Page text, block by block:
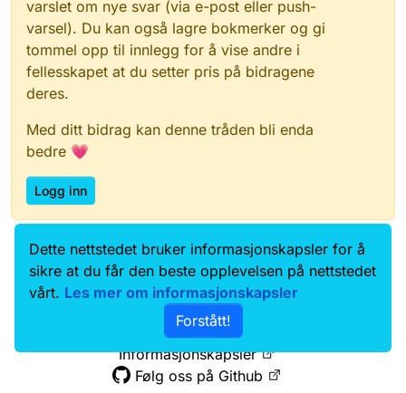
varslet om nye svar (via e-post eller push-
varsel). Du kan også lagre bokmerker og gi
tommel opp til innlegg for å vise andre i
fellesskapet at du setter pris på bidragene
deres.
Med ditt bidrag kan denne tråden bli enda
bedre 💗
Logg inn
Data.norge.no
Kontakt oss
Samtykke og brukervilkår
Tilgjengelighetserklæring
Personvernerklæring
Informasjonskapsler
Følg oss på Github
Dette nettstedet bruker informasjonskapsler for å
sikre at du får den beste opplevelsen på nettstedet
vårt. Les mer om informasjonskapsler
Forstått!